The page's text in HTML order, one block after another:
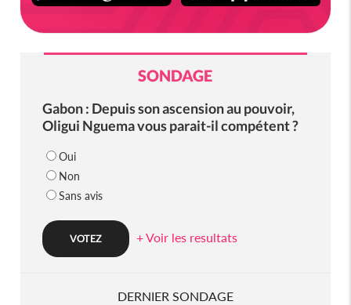
SONDAGE
Gabon : Depuis son ascension au pouvoir,
Oligui Nguema vous parait-il compétent ?
Oui
Non
Sans avis
+ Voir les resultats
DERNIER SONDAGE